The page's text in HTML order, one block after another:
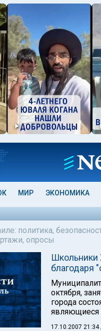
МИР ЭКОНОМИКА
политика,
опросы
Школьники
благодаря
октября,
города
являющиеся
17.10.2007 21:34